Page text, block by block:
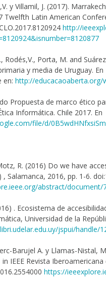
y Villamil, J. (2017).
Twelfth Latin American
http://
Rodés,V., Porta, M. and
y media de Uruguay.
en: http://educacaoaberta.org/
Propuesta de marco ético
Informática. Chile 2017. En
file/d/
R. (2016) Do we have
, Salamanca, 2016, pp. 1-6.
abstract/document/
. Ecosistema de
Universidad de la
jspui/handle/
Barujel A. y Llamas-Nistal,
IEEE Revista
https://